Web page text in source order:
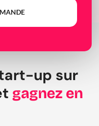
up sur
gagnez en